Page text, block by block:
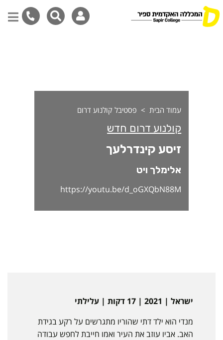
עמוד הבית פסטיבל קולנוע דרום
קולנוע דרום חדש
זיסע קינדרלעך
אלימלך ויט
https://youtu.be/d_oGXQbN88M
ישראל | 2021 | 17 דקות | עלילתי
מנדי הוא ילד דתי שהוריו מתגרשים על רקע בגידת
האב. אביו עוזב את העיר ואמו חייבת לחפש עבודה